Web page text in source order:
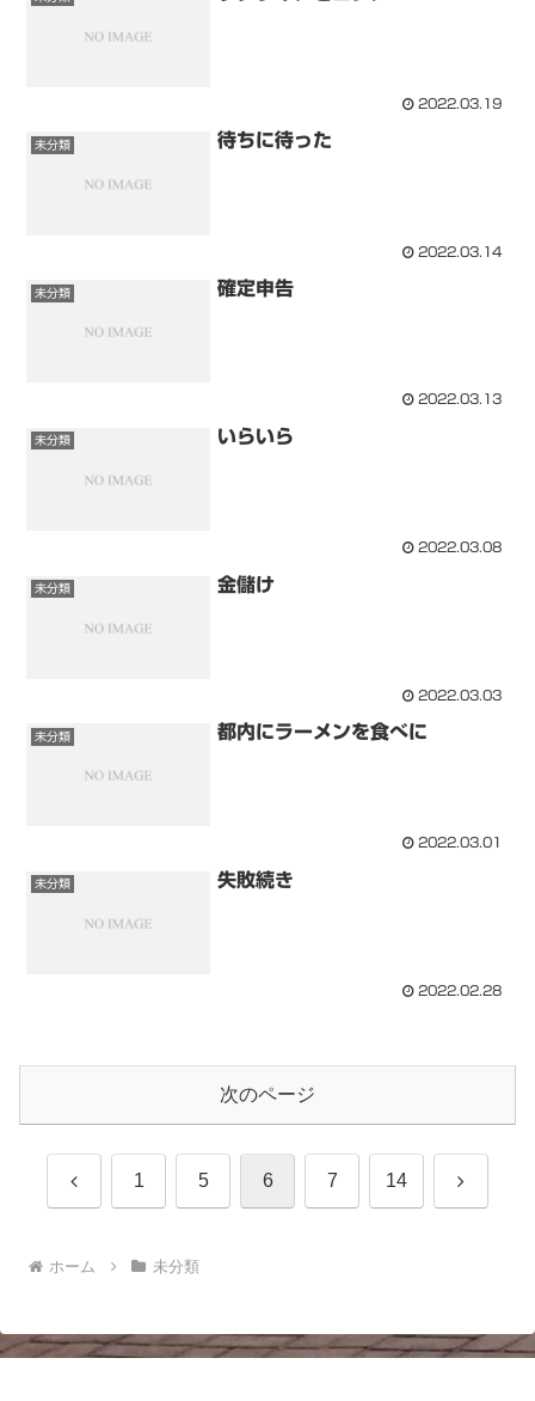
2022.03.19
未分類 待ちに待った
2022.03.14
未分類 確定申告
2022.03.13
未分類 いらいら
2022.03.08
未分類 金儲け
2022.03.03
未分類 都内にラーメンを食べに
2022.03.01
未分類 失敗続き
2022.02.28
次のページ
前 1 5 6 7 14 次
ホーム 未分類